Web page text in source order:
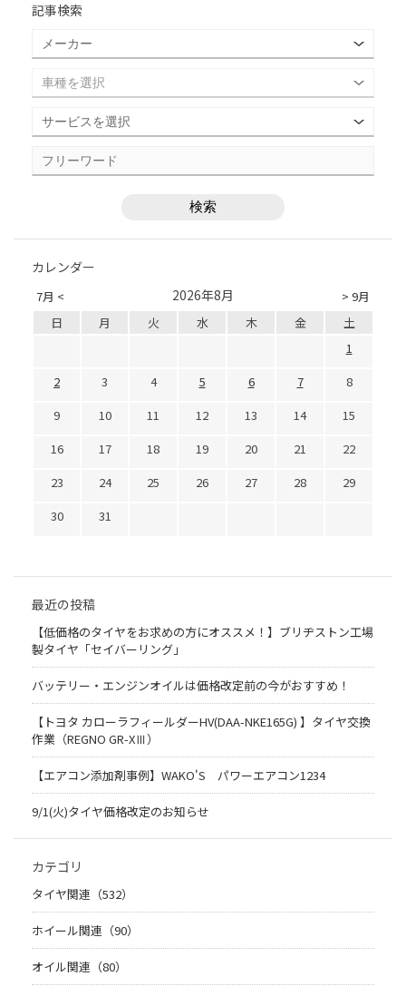
記事検索
カレンダー
7月 < > 9月
2026年8月
日 月 火 水 木 金
土
1
2
3 4 5 6 7
8
9
10 11 12 13 14
15
16
17 18 19 20 21
22
23
24 25 26 27 28
29
30
31
最近の投稿
【低価格のタイヤをお求めの方にオススメ！】ブリヂストン工場
製タイヤ「セイバーリング」
バッテリー・エンジンオイルは価格改定前の今がおすすめ！
【トヨタ カローラフィールダーHV(DAA-NKE165G) 】タイヤ交換
作業（REGNO GR-XⅢ）
【エアコン添加剤事例】WAKO'S パワーエアコン1234
9/1(火)タイヤ価格改定のお知らせ
カテゴリ
タイヤ関連（532）
ホイール関連（90）
オイル関連（80）